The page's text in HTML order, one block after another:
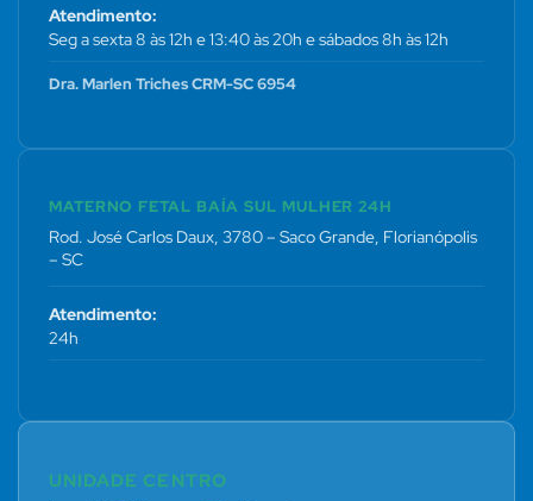
Atendimento:
Seg a sexta 8 às 12h e 13:40 às 20h e sábados 8h às 12h
Dra. Marlen Triches CRM-SC 6954
MATERNO FETAL BAÍA SUL MULHER 24H
Rod. José Carlos Daux, 3780 – Saco Grande, Florianópolis
– SC
Atendimento:
24h
UNIDADE CENTRO